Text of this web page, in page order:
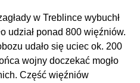
w Treblince wybuchł
udział ponad 800 więźniów.
udało się uciec ok. 200
wojny doczekać mogło
Część więźniów